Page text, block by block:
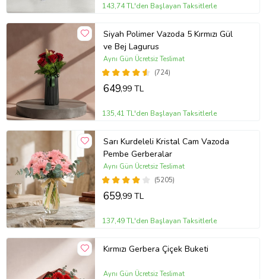
143,74 TL'den Başlayan Taksitlerle
Siyah Polimer Vazoda 5 Kırmızı Gül
ve Bej Lagurus
(724)
Aynı Gün Ücretsiz Teslimat
649,99 TL
135,41 TL'den Başlayan Taksitlerle
Sarı Kurdeleli Kristal Cam Vazoda
Pembe Gerberalar
(5205)
Aynı Gün Ücretsiz Teslimat
659,99 TL
137,49 TL'den Başlayan Taksitlerle
Kırmızı Gerbera Çiçek Buketi
Aynı Gün Ücretsiz Teslimat